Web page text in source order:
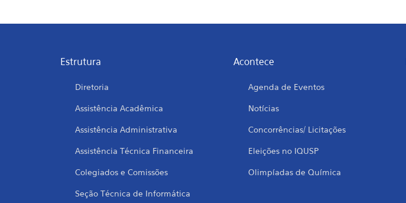
Estrutura
Diretoria
Assistência Acadêmica
Assistência Administrativa
Assistência Técnica Financeira
Colegiados e Comissões
Seção Técnica de Informática
Acontece
Agenda de Eventos
Notícias
Concorrências/ Licitações
Eleições no IQUSP
Olimpíadas de Química